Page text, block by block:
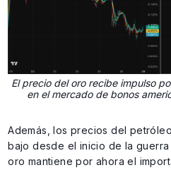
El precio del oro recibe impulso
en el mercado de bonos
Además, los precios del
bajo desde el inicio de la guerra
oro mantiene por ahora el